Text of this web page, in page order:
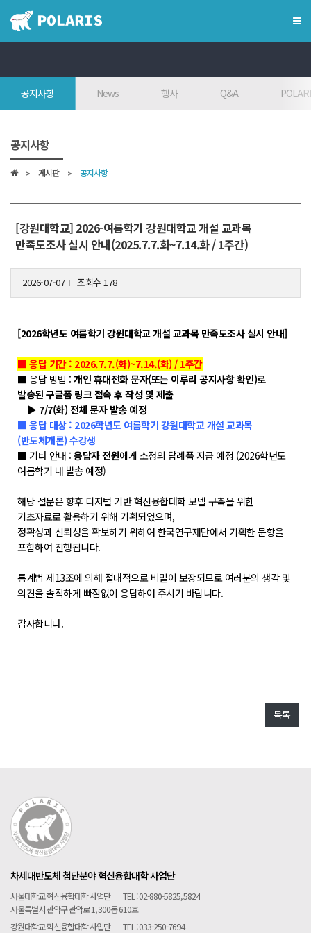
인재상
참여대학/조직도
오시는 길
학위학사 안내
개설교과목
학사일정
성과확산센터
소개
POLAR explorer
POLAR W-square
POLAR edu
POLARIS LOC
TCAT
News
행사
Q&A
공지사항 News 행사 Q&A
공지사항
게시판 공지사항
[강원대학교] 2026-여름학기 강원대학교 개설 교과목
만족도조사 실시 안내(2025.7.7.화~7.14.화 / 1주간)
2026-07-07 조회수 178
[2026학년도 여름학기 강원대학교 개설 교과목 만족도조사 실시 안내]
■ 응답 기간 : 2026.7.7.(화)~7.14.(화) / 1주간
■ 응답 방법 : 개인 휴대전화 문자(또는 이루리 공지사항 확인)로
발송된 구글폼 링크 접속 후 작성 및 제출
▶ 7/7(화) 전체 문자 발송 예정
■ 응답 대상 : 2026학년도 여름학기 강원대학교 개설 교과목
(반도체개론) 수강생
■ 기타 안내 : 응답자 전원에게 소정의 답례품 지급 예정 (2026학년도
여름학기 내 발송 예정)
해당 설문은 향후 디지털 기반 혁신융합대학 모델 구축을 위한
기초자료로 활용하기 위해 기획되었으며,
정확성과 신뢰성을 확보하기 위하여 한국연구재단에서 기획한 문항을
포함하여 진행됩니다.
통계법 제13조에 의해 절대적으로 비밀이 보장되므로 여러분의 생각 및
의견을 솔직하게 빠짐없이 응답하여 주시기 바랍니다.
감사합니다.
목록
차세대반도체 첨단분야 혁신융합대학 사업단
서울대학교 혁신융합대학 사업단 I TEL : 02-880-5825, 5824
서울특별시 관악구 관악로 1, 300동 610호
강원대학교 혁신융합대학 사업단 I TEL : 033-250-7694